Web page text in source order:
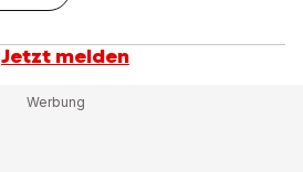
Jetzt melden